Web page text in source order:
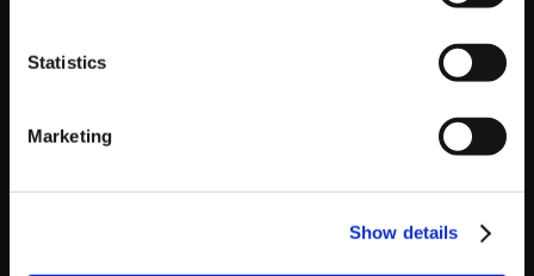
Statistics
Marketing
Show details
おすすめ商品